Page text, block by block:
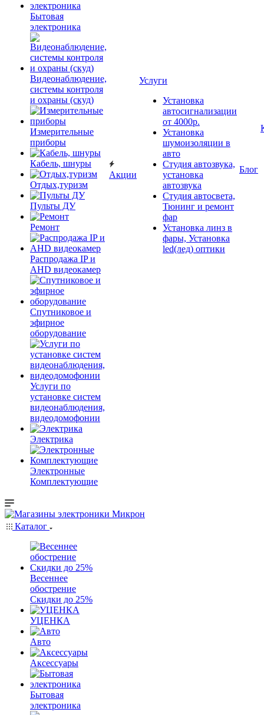
Бытовая
электроника
Видеонаблюдение,
системы контроля
и охраны (скуд)
Измерительные
приборы
Кабель, шнуры
Отдых,туризм
Пульты ДУ
Ремонт
Распродажа IP и
AHD видеокамер
Спутниковое и
эфирное
оборудование
Услуги по
установке систем
видеонаблюдения,
видеодомофонии
Электрика
Электронные
Комплектующие
Акции
Услуги
Установка
автосигнализации
от 4000р.
Установка
шумоизоляции в
авто
Студия автозвука,
установка
автозвука
Студия автосвета,
Тюнинг и ремонт
фар
Установка линз в
фары, Установка
led(лед) оптики
Блог
Каталог
Весеннее
обострение
Скидки до 25%
УЦЕНКА
Авто
Аксессуары
Бытовая
электроника